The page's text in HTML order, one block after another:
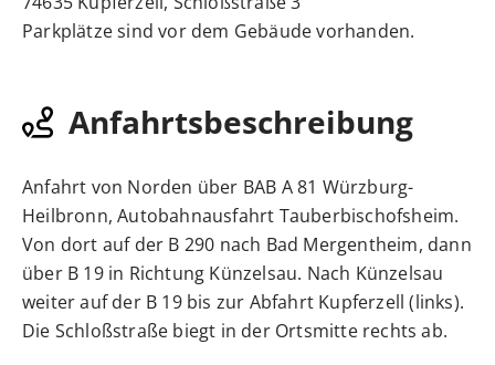
Parkplätze sind vor dem Gebäude vorhanden.
Anfahrtsbeschreibung
Anfahrt von Norden über BAB A 81 Würzburg-
Heilbronn, Autobahnausfahrt Tauberbischofsheim.
Von dort auf der B 290 nach Bad Mergentheim, dann
über B 19 in Richtung Künzelsau. Nach Künzelsau
weiter auf der B 19 bis zur Abfahrt Kupferzell (links).
Die Schloßstraße biegt in der Ortsmitte rechts ab.